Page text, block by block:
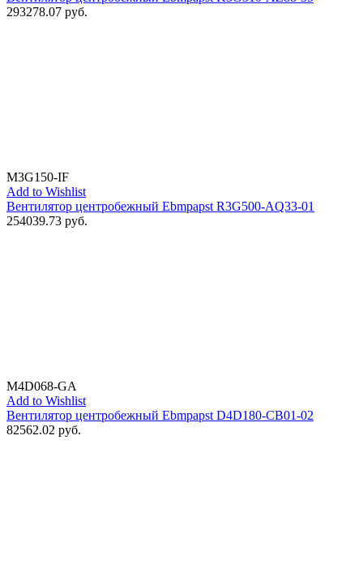
293278.07 руб.
M3G150-IF
Add to Wishlist
Вентилятор центробежный Ebmpapst R3G500-AQ33-01
254039.73 руб.
M4D068-GA
Add to Wishlist
Вентилятор центробежный Ebmpapst D4D180-CB01-02
82562.02 руб.